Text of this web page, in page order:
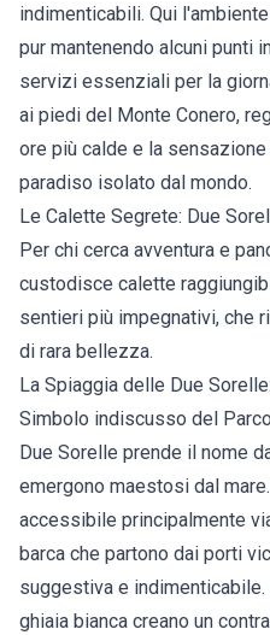
indimenticabili. Qui
pur mantenendo alcuni punti
servizi essenziali per la
ai piedi del Monte Conero,
ore più calde e la
paradiso isolato dal mondo.
Le Calette Segrete: Due
Per chi cerca avventura e
custodisce calette
sentieri più impegnativi, che
di rara bellezza.
La Spiaggia delle Due
Simbolo indiscusso del
Due Sorelle prende il nome
emergono maestosi dal
accessibile principalmente
barca che partono dai porti
suggestiva e
ghiaia bianca creano un